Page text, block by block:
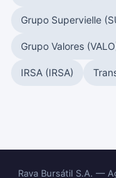
Grupo Supervielle
Grupo Valores
IRSA (IRSA)
Rava Bursátil S.A. —